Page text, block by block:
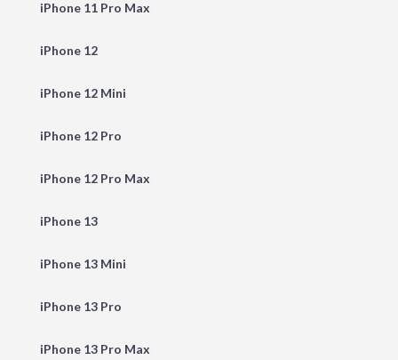
iPhone 11 Pro Max
iPhone 12
iPhone 12 Mini
iPhone 12 Pro
iPhone 12 Pro Max
iPhone 13
iPhone 13 Mini
iPhone 13 Pro
iPhone 13 Pro Max